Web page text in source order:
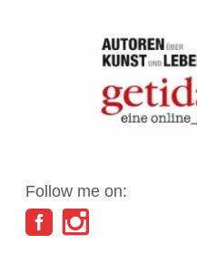
Follow me on: